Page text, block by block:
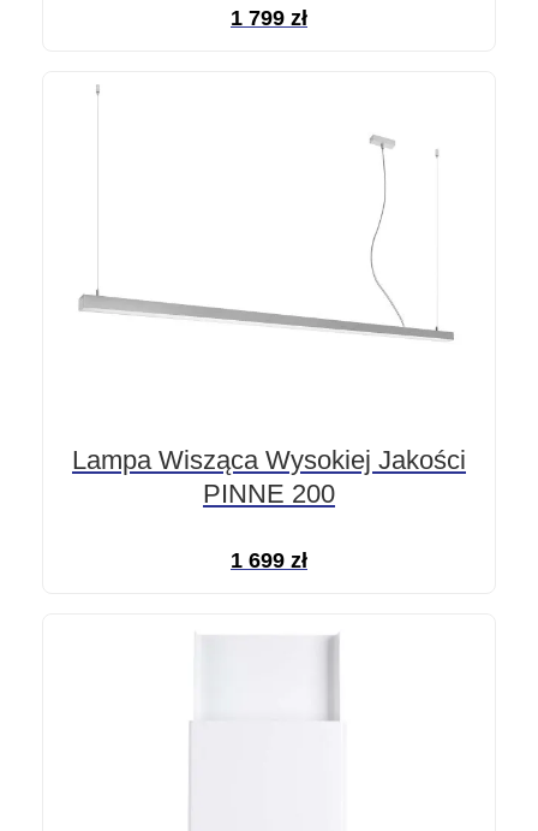
1 799 zł
Lampa Wisząca Wysokiej Jakości
PINNE 200
1 699 zł